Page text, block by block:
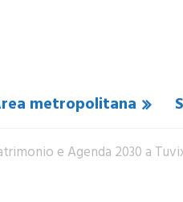
metropolitana
e Agenda 2030 a